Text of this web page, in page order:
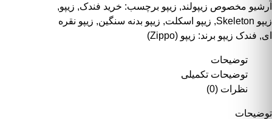
آرشیو مخصوص زیپولند, زیپو برچسب: خرید فندک, زیپو,
زیپو Skeleton
, زیپو اسکلت, زیپو بدنه سنگین, زیپو نقره
ای, فندک زیپو برند: زیپو (Zippo)
توضیحات
توضیحات تکمیلی
نظرات (0)
توضیحات